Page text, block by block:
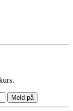
Meld på